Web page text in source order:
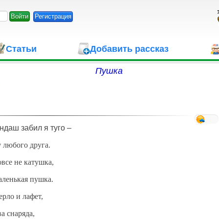
Регистрация
Статьи Добавить рассказ
Пушка
забил я туго –
друга.
не катушка,
пушка.
и лафет,
снаряда,